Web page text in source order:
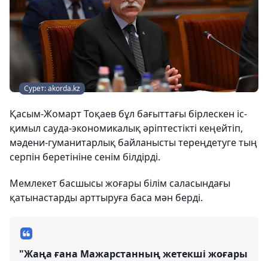
Сурет: akorda.kz
Қасым-Жомарт Тоқаев бұл бағыттағы бірлескен іс-
қимыл сауда-экономикалық әріптестікті кеңейтіп,
мәдени-гуманитарлық байланысты тереңдетуге тың
серпін беретініне сенім білдірді.
Мемлекет басшысы жоғары білім саласындағы
қатынастарды арттыруға баса мән берді.
"Жаңа ғана Мажарстанның жетекші жоғары